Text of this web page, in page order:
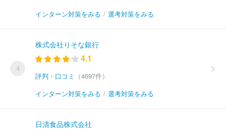
インターン対策をみる / 選考対策をみる
4
株式会社りそな銀行
4.1
評判・口コミ
（4697件）
インターン対策をみる / 選考対策をみる
日清食品株式会社